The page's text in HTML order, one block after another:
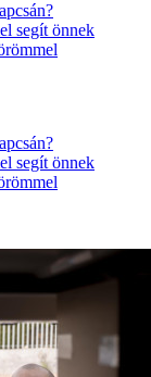
segít önnek
segít önnek